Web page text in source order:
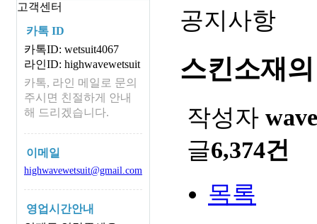
고객센터
카톡 ID
카톡ID: wetsuit4067
라인ID: highwavewetsuit
카톡, 라인 메일로 문의
주시면 친절하게 안내
해 드리겠습니다.
이메일
highwavewetsuit@gmail.com
영업시간안내
공지사항
스킨소재
작성자 wave
글6,374건
목록